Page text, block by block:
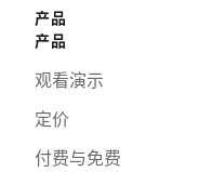
产品
产品
观看演示
定价
付费与免费